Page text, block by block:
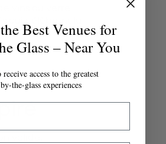
vins au verre
qui célèbrent la
de vin trouvent le
AU FUR ET À MESURE.
valide.
Best Venues for
Glass – Near You
access to the greatest
the-glass experiences